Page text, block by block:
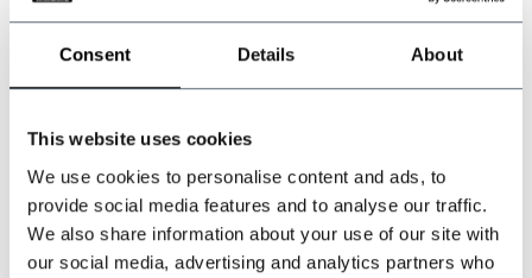
Consent Details About
This website uses cookies
We use cookies to personalise content and ads, to
provide social media features and to analyse our traffic.
We also share information about your use of our site with
our social media, advertising and analytics partners who
IVA incluido IVA incluido